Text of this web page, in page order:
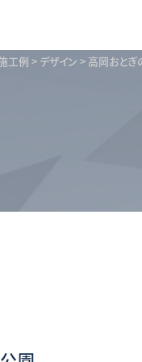
工例 > デザイン > 高岡おと